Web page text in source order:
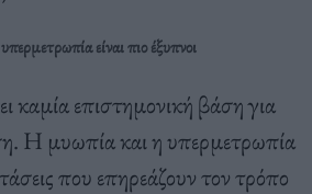
είναι πιο έξυπνοι
καμία επιστημονική βάση για
Η μυωπία και η υπερμετρωπία
που επηρεάζουν τον τρόπο